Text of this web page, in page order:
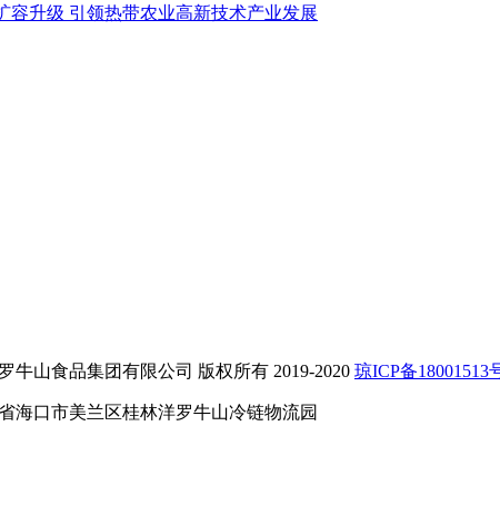
容升级 引领热带农业高新技术产业发展
牛山食品集团有限公司 版权所有 2019-2020 琼ICP备18001513
海口市美兰区桂林洋罗牛山冷链物流园